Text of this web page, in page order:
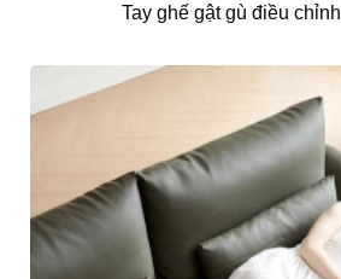
Tay ghế gật gù điều